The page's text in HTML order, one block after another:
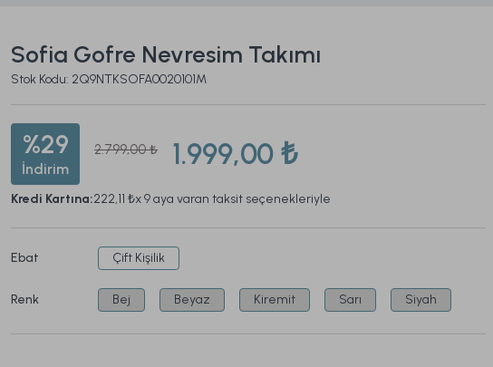
Sofia Gofre Nevresim Takımı
Stok Kodu: 2Q9NTKSOFA0020101M
%29
İndirim
2.799,00 ₺ 1.999,00 ₺
Kredi Kartına:222,11 ₺x 9 aya varan taksit seçenekleriyle
Ebat Çift Kişilik
Renk Bej Beyaz Kiremit Sarı Siyah